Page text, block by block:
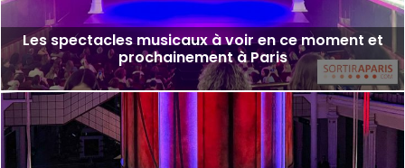
Les spectacles musicaux à voir en ce moment et
prochainement à Paris